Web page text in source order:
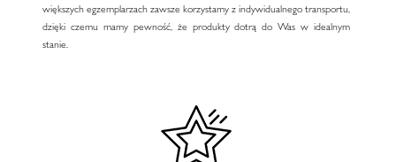
większych egzemplarzach zawsze korzystamy z indywidualnego transportu,
dzięki czemu mamy pewność, że produkty dotrą do Was w idealnym
stanie.